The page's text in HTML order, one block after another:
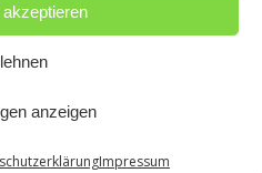
anzeigen
Impressum